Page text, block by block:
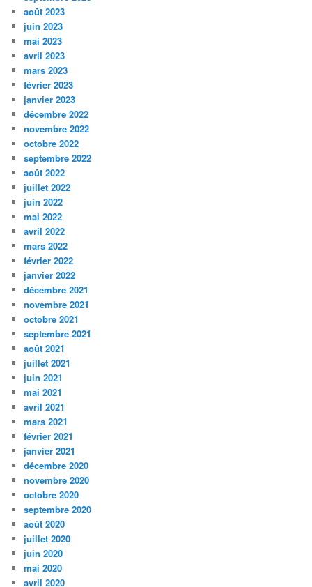
août 2023
juin 2023
mai 2023
avril 2023
mars 2023
février 2023
janvier 2023
décembre 2022
novembre 2022
octobre 2022
septembre 2022
août 2022
juillet 2022
juin 2022
mai 2022
avril 2022
mars 2022
février 2022
janvier 2022
décembre 2021
novembre 2021
octobre 2021
septembre 2021
août 2021
juillet 2021
juin 2021
mai 2021
avril 2021
mars 2021
février 2021
janvier 2021
décembre 2020
novembre 2020
octobre 2020
septembre 2020
août 2020
juillet 2020
juin 2020
mai 2020
avril 2020